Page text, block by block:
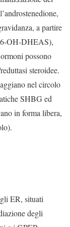
a partire
OH-DHEAS),
possono
steroidee.
nel circolo
SHBG ed
in forma libera,
ER, situati
degli